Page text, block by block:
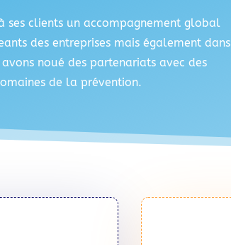
ses clients un accompagnement global
des entreprises mais également dans
noué des partenariats avec des
de la prévention.